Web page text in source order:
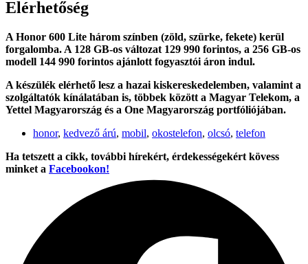
Elérhetőség
A Honor 600 Lite három színben (zöld, szürke, fekete) kerül
forgalomba. A 128 GB-os változat 129 990 forintos, a 256 GB-os
modell 144 990 forintos ajánlott fogyasztói áron indul.
A készülék elérhető lesz a hazai kiskereskedelemben, valamint a
szolgáltatók kínálatában is, többek között a Magyar Telekom, a
Yettel Magyarország és a One Magyarország portfóliójában.
honor, kedvező árú, mobil, okostelefon, olcsó, telefon
Ha tetszett a cikk, további hírekért, érdekességekért kövess
minket a Facebookon!